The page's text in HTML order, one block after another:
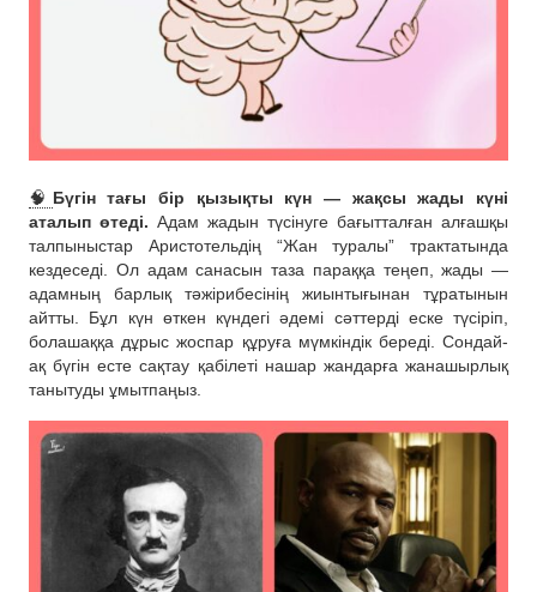
🧠 Бүгін тағы бір қызықты күн — жақсы жады күні
аталып өтеді. Адам жадын түсінуге бағытталған алғашқы
талпыныстар Аристотельдің “Жан туралы” трактатында
кездеседі. Ол адам санасын таза параққа теңеп, жады —
адамның барлық тәжірибесінің жиынтығынан тұратынын
айтты. Бұл күн өткен күндегі әдемі сәттерді еске түсіріп,
болашаққа дұрыс жоспар құруға мүмкіндік береді. Сондай-
ақ бүгін есте сақтау қабілеті нашар жандарға жанашырлық
танытуды ұмытпаңыз.